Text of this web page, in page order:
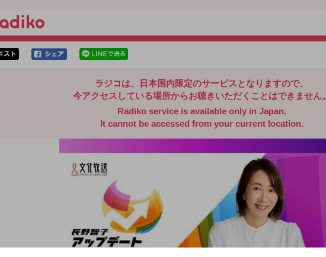
ラジコは、日本国内限定のサービスとなりますので、
今アクセスしている場所からお聴きいただくことはできません。
Radiko service is available only in Japan.
It cannot be accessed from your current location.